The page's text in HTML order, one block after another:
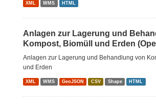
XML WMS HTML
Anlagen zur Lagerung und
Kompost, Biomüll und Erden
Anlagen zur Lagerung und Behandlung von
und Erden
XML WMS GeoJSON CSV Shape HTML